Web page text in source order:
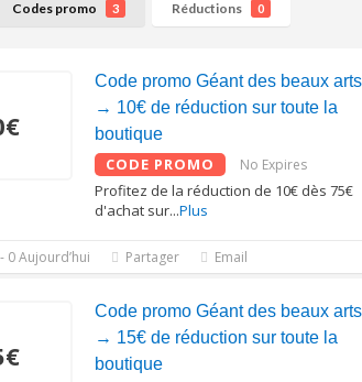
Codes promo 3 Réductions 0
Code promo Géant des beaux arts
→ 10€ de réduction sur toute la
boutique
CODE PROMO No Expires
Profitez de la réduction de 10€ dès 75€
d'achat sur...Plus
0 Aujourd’hui Partager Email
Code promo Géant des beaux arts
→ 15€ de réduction sur toute la
boutique